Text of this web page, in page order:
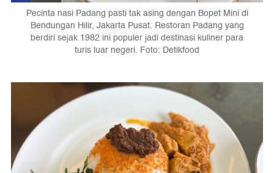
Pecinta nasi Padang pasti tak asing dengan Bopet Mini di
Bendungan Hilir, Jakarta Pusat. Restoran Padang yang
berdiri sejak 1982 ini populer jadi destinasi kuliner para
turis luar negeri. Foto: Detikfood